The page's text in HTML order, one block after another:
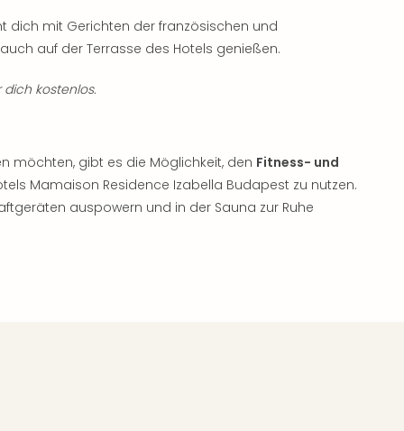
dich mit Gerichten der französischen und
auf der Terrasse des Hotels genießen.
kostenlos.
möchten, gibt es die Möglichkeit, den Fitness- und
Mamaison Residence Izabella Budapest zu nutzen.
auspowern und in der Sauna zur Ruhe